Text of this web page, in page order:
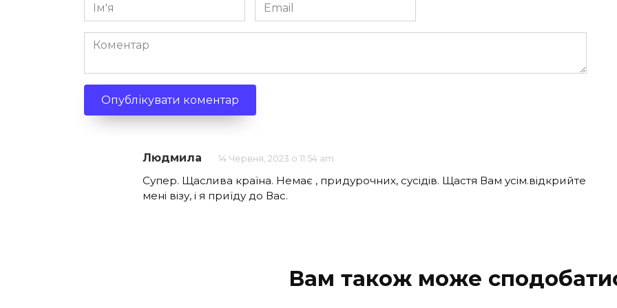
*
*
Коментар
Людмила 14 Червня, 2023 о 11:54 am
Супер. Щаслива країна. Немає , придурочних, сусідів. Щастя Вам усім.відкрийте
мені візу, і я приїду до Вас.
Вам також може